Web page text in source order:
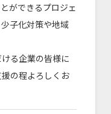
ができるプロジェ
子化対策や地域
る企業の皆様に
の程よろしくお